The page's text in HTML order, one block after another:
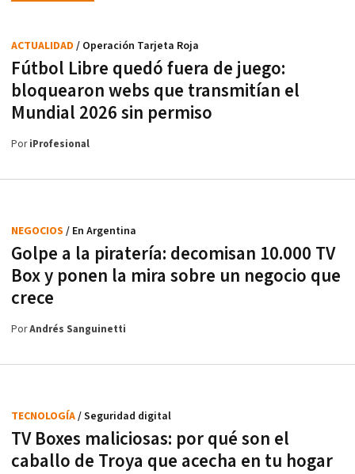
Fútbol Libre quedó fuera de juego:
bloquearon webs que transmitían el
Mundial 2026 sin permiso
ACTUALIDAD / Operación Tarjeta Roja
PoriProfesional
Golpe a la piratería: decomisan 10.000 TV
Box y ponen la mira sobre un negocio que
crece
NEGOCIOS / En Argentina
PorAndrés Sanguinetti
TV Boxes maliciosas: por qué son el
caballo de Troya que acecha en tu hogar
TECNOLOGÍA/ Seguridad digital